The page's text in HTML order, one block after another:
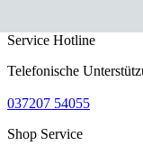
Service Hotline
Telefonische
037207 54055
Shop Service